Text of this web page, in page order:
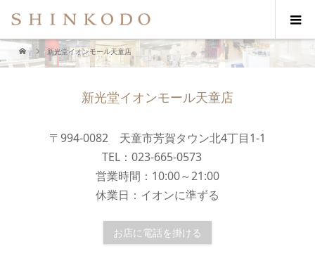
新光堂イオンモール天童店
新光堂イオンモール天童店
〒994-0082 天童市芳賀タウン北4丁目1-1
TEL：023-665-0573
営業時間：10:00～21:00
休業日：イオンに準ずる
お店に電話を掛ける